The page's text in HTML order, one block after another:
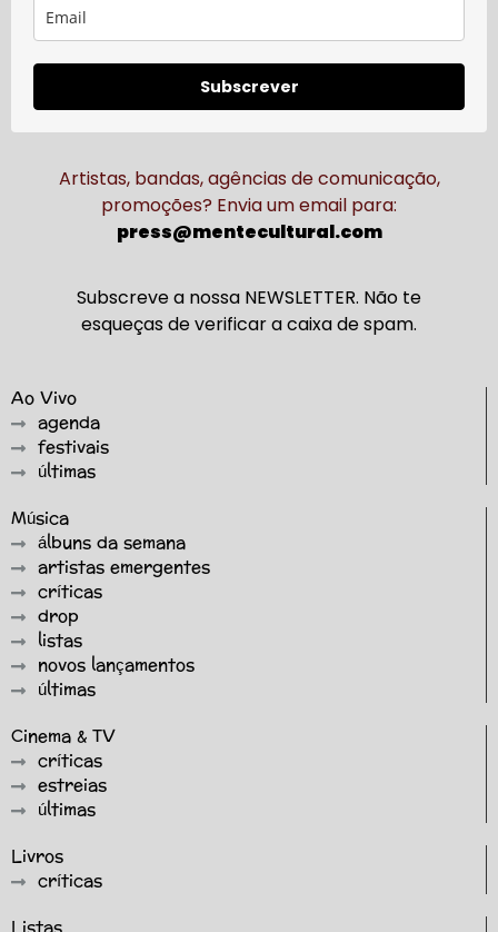
Subscrever
Artistas, bandas, agências de comunicação,
promoções? Envia um email para:
press@mentecultural.com
Subscreve a nossa NEWSLETTER. Não te
esqueças de verificar a caixa de spam.
Ao Vivo
agenda
festivais
últimas
Música
álbuns da semana
artistas emergentes
críticas
drop
listas
novos lançamentos
últimas
Cinema & TV
críticas
estreias
últimas
Livros
críticas